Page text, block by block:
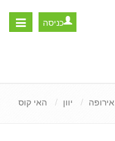
Toggle
כניסה
אירופה יוון האי קוס